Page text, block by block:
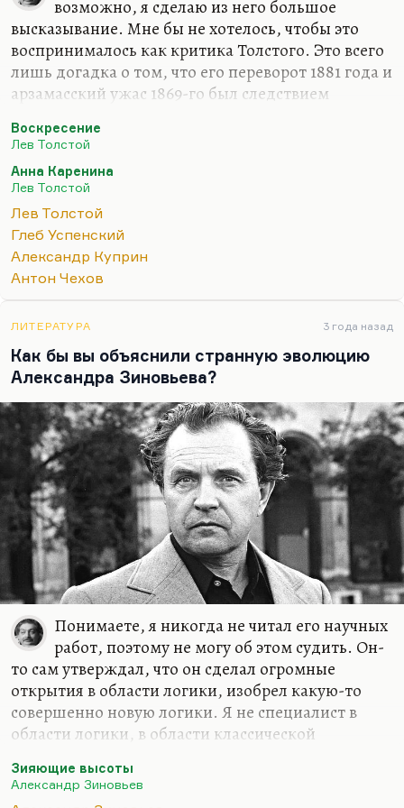
возможно, я сделаю из него большое
высказывание. Мне бы не хотелось, чтобы это
воспринималось как критика Толстого. Это всего
лишь догадка о том, что его переворот 1881 года и
арзамасский ужас 1869-го был следствием
и это бывает довольно часто – никак не
его художественными возможностями. Есть
человеку в полном объеме его творческий и
интеллектуальный потенциал. Более того, он
критичен в отношении этих болезней, он это
понимает. Глеб Успенский прекрасно понимал,
чудовищное…
Воскресение
Лев Толстой
Анна Каренина
Лев Толстой
Лев Толстой
Глеб Успенский
Александр Куприн
Антон Чехов
ЛИТЕРАТУРА 3 года назад
Как бы вы объяснили странную эволюцию
Александра Зиновьева?
Понимаете, я никогда не читал его научных
работ, поэтому не могу об этом судить. Он-
то сам утверждал, что он сделал огромные
открытия в области логики, изобрел какую-то
совершенно новую логики. Я не специалист в
области логики, в области классической
слово.
Зияющие высоты
Александр Зиновьев